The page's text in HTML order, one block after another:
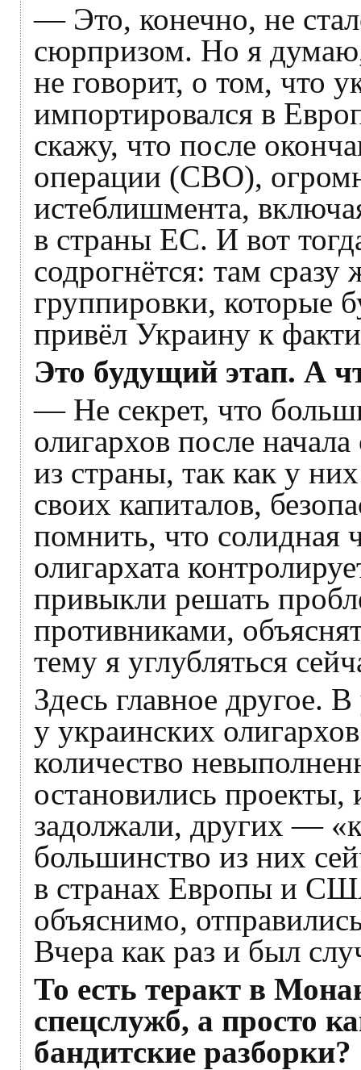
— Это, конечно, не
сюрпризом. Но я
не говорит, о том, что
импортировался в
скажу, что после
операции (СВО),
истеблишмента,
в страны ЕС. И вот
содрогнётся: там
группировки, которые
привёл Украину к
Это будущий этап. А
— Не секрет, что
олигархов после
из страны, так как у
своих капиталов,
помнить, что солидная
олигархата
привыкли решать
противниками,
тему я углубляться
Здесь главное другое.
у украинских
количество
остановились
задолжали, других —
большинство из них
в странах Европы и
объяснимо,
Вчера как раз и был
То есть теракт в
спецслужб, а просто
бандитские разборки?